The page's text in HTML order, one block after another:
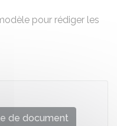
pour rédiger les
de document